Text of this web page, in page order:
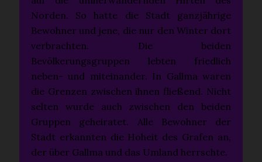
Norden. So hatte die Stadt ganzjährige
Bewohner und jene, die nur den Winter dort
verbrachten. Die beiden
Bevölkerungsgruppen lebten friedlich
neben- und miteinander. In Gallma waren
die Grenzen zwischen ihnen fließend. Nicht
selten wurde auch zwischen den beiden
Gruppen geheiratet. Alle Bewohner der
Stadt erkannten die Hoheit des Grafen an,
der über Gallma und das Umland herrschte.